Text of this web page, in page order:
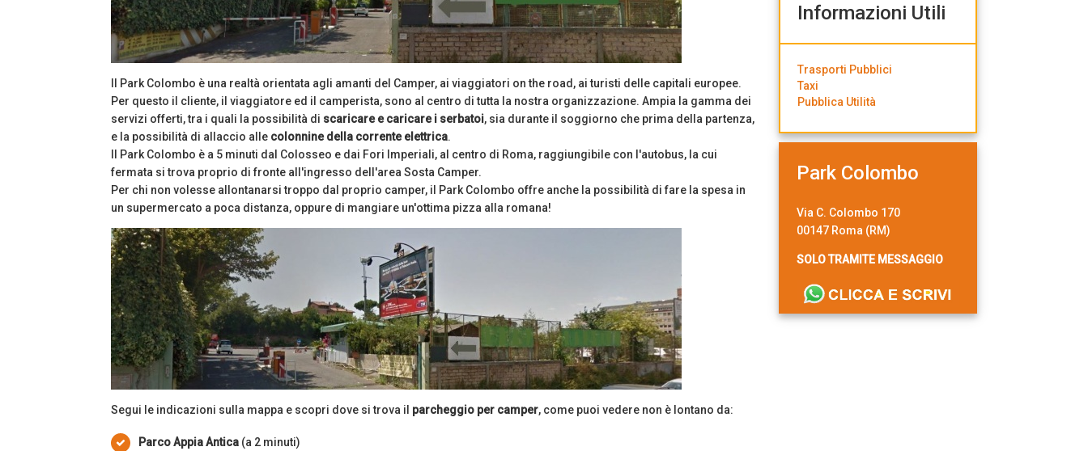
Il Park Colombo è una realtà orientata agli amanti del Camper, ai viaggiatori on the road, ai turisti delle capitali europee.
Per questo il cliente, il viaggiatore ed il camperista, sono al centro di tutta la nostra organizzazione. Ampia la gamma dei
servizi offerti, tra i quali la possibilità di scaricare e caricare i serbatoi, sia durante il soggiorno che prima della partenza,
e la possibilità di allaccio alle colonnine della corrente elettrica.
Il Park Colombo è a 5 minuti dal Colosseo e dai Fori Imperiali, al centro di Roma, raggiungibile con l'autobus, la cui
fermata si trova proprio di fronte all'ingresso dell'area Sosta Camper.
Per chi non volesse allontanarsi troppo dal proprio camper, il Park Colombo offre anche la possibilità di fare la spesa in
un supermercato a poca distanza, oppure di mangiare un'ottima pizza alla romana!
Segui le indicazioni sulla mappa e scopri dove si trova il parcheggio per camper, come puoi vedere non è lontano da:
Parco Appia Antica (a 2 minuti)
Informazioni Utili
Trasporti Pubblici
Taxi
Pubblica Utilità
Park Colombo
Via C. Colombo 170
00147 Roma (RM)
SOLO TRAMITE MESSAGGIO